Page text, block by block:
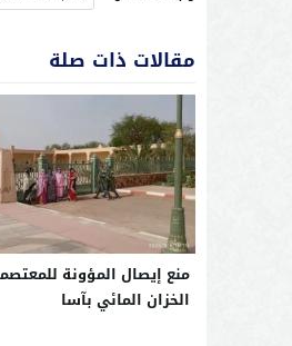
مقالات ذات صلة
منع إيصال المؤونة
الخزان المائي بآسا